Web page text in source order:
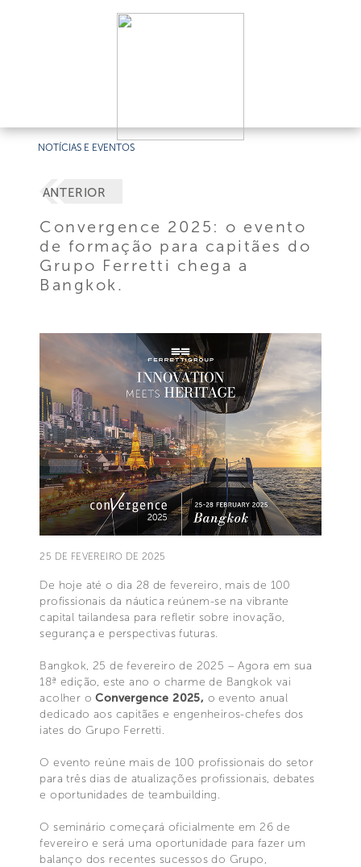
NOTÍCIAS E EVENTOS
ANTERIOR
Convergence 2025: o evento
de formação para capitães do
Grupo Ferretti chega a
Bangkok.
25 DE FEVEREIRO DE 2025
De hoje até o dia 28 de fevereiro, mais de 100
profissionais da náutica reúnem-se na vibrante
capital tailandesa para refletir sobre inovação,
segurança e perspectivas futuras.
Bangkok, 25 de fevereiro de 2025 – Agora em sua
18ª edição, este ano o charme de Bangkok vai
acolher oConvergence 2025, o evento anual
dedicado aos capitães e engenheiros-chefes dos
iates do Grupo Ferretti.
O evento reúne mais de 100 profissionais do setor
para três dias de atualizações profissionais, debates
e oportunidades de teambuilding.
O seminário começará oficialmente em 26 de
fevereiro e será uma oportunidade para fazer um
balanço dos recentes sucessos do Grupo,